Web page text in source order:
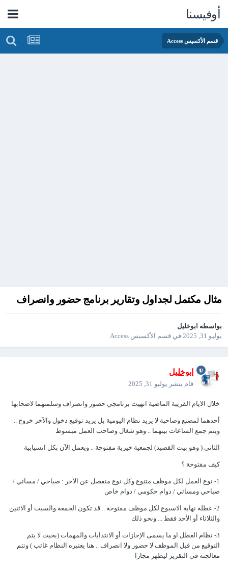
أوفيسنا
قسم الأكسيس Access
مثال مكتمل لجداول وتقارير برنامج حضور وانصراف
بواسطه ابوخليل
يوليو 31, 2025
في قسم الأكسيس Access
ابوخليل
قام بنشر يوليو 31, 2025
خلال الايام القريبة الماضية انهيت برنامجي حضور وانصراف وسلمتهما لاصحابها
أحدهما لمصنع وصاحبة لا يريد نظام اليومية بل يريد توقيع دخول والآخر خروج ..
ويتم جمع الساعات بينهما .. وهو شغال وصاحب العمل مبسوط
الثاني ( وهو بيت القصيد) لجمعية خيرية مفتوحة .. ويعمل الآن بكل انسيابية
كيف مفتوحة ؟
1- نوع العمل لكل موظف متنوع وكل نوع منفصل عن الآخر : صباحي / مسائي /
صباحي ومسائي / دوام حكومي / دوام خاص
2- عطلة نهاية الاسبوع لكل موظف مفتوحة .. قد تكون الجمعة والسبت أو الاثنين
والثلاثاء أو الأحد فقط ... ونحو ذلك
3- نظام العطل او ما يسمى الإجازات أو الانتدابات والمهمات (بحيث لا يتم
التوقيع من قبل الموظف لا حضور ولا انصراف .. هنا يعتبره النظام غائب ) وتتم
معالجته في التقرير ليظهر مجازا